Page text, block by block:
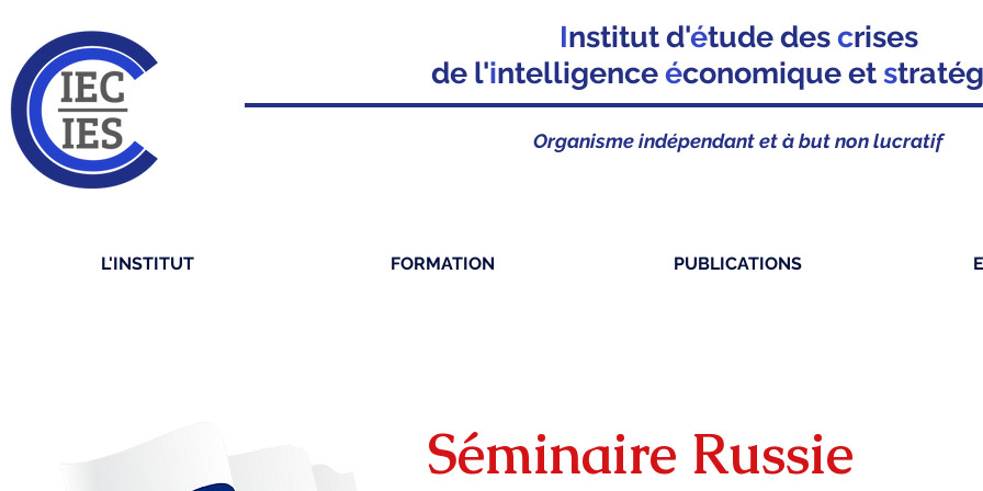
Institut d'étude descrises
de l'intelligenceéconomique ets
Organisme indépendant et à but non lucratif
L'INSTITUT FORMATION PUBLICATIONS
Séminaire Russie